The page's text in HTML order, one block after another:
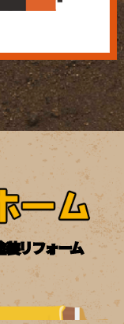
装リフォーム